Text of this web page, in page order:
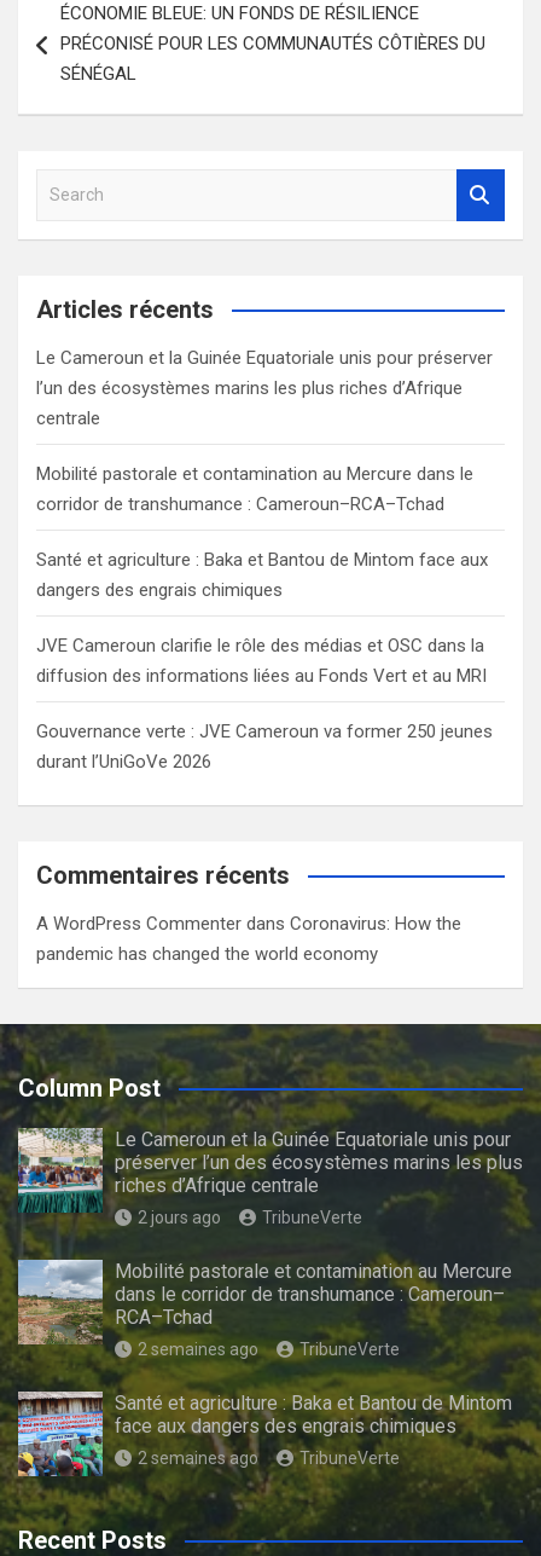
de
l’article
ÉCONOMIE BLEUE: UN FONDS DE RÉSILIENCE
PRÉCONISÉ POUR LES COMMUNAUTÉS CÔTIÈRES DU
SÉNÉGAL
a
c
Articles récents
Le Cameroun et la Guinée Equatoriale unis pour préserver
l’un des écosystèmes marins les plus riches d’Afrique
centrale
Mobilité pastorale et contamination au Mercure dans le
corridor de transhumance : Cameroun–RCA–Tchad
Santé et agriculture : Baka et Bantou de Mintom face aux
dangers des engrais chimiques
JVE Cameroun clarifie le rôle des médias et OSC dans la
diffusion des informations liées au Fonds Vert et au MRI
Gouvernance verte : JVE Cameroun va former 250 jeunes
durant l’UniGoVe 2026
Commentaires récents
A WordPress Commenter dans Coronavirus: How the
pandemic has changed the world economy
Column Post
Le Cameroun et la Guinée Equatoriale unis pour
préserver l’un des écosystèmes marins les plus
riches d’Afrique centrale
2 jours ago TribuneVerte
Mobilité pastorale et contamination au Mercure
dans le corridor de transhumance : Cameroun–
RCA–Tchad
2 semaines ago TribuneVerte
Santé et agriculture : Baka et Bantou de Mintom
face aux dangers des engrais chimiques
2 semaines ago TribuneVerte
Recent Posts